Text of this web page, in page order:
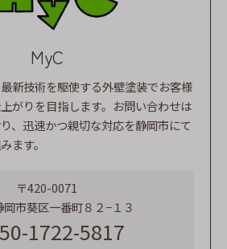
MyC
新技術を駆使する外壁塗装でお客様
がりを目指します。お問い合わせは
、迅速かつ親切な対応を静岡市にて
ます。
〒420-0071
市葵区一番町８２−１３
1722-5817